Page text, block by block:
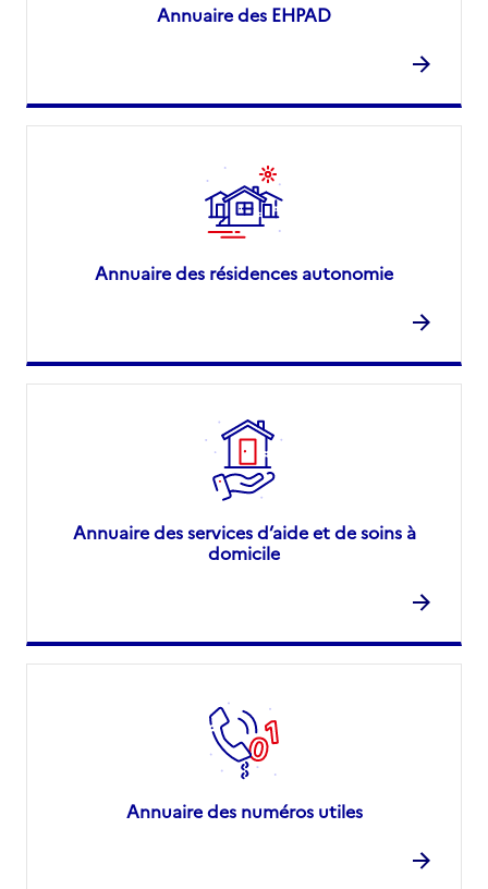
Annuaire des EHPAD
Annuaire des résidences autonomie
Annuaire des services d’aide et de soins à
domicile
Annuaire des numéros utiles